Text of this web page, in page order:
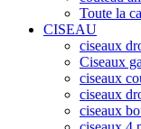
Toute la
CISEAU
ciseaux
Ciseaux
ciseaux
ciseaux
ciseaux